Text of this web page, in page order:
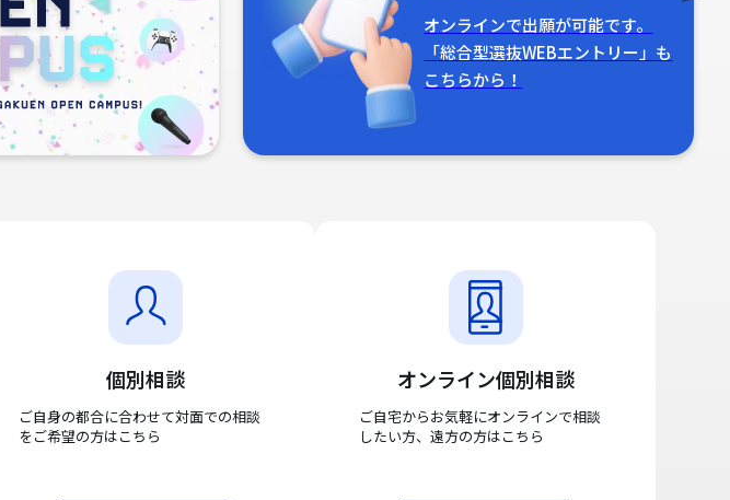
オンラインで出願が可能です。
「総合型選抜WEBエントリー」も
こちらから！
個別相談
ご自身の都合に合わせて対面での相談
をご希望の方はこちら
オンライン個別相談
ご自宅からお気軽にオンラインで相談
したい方、遠方の方はこちら